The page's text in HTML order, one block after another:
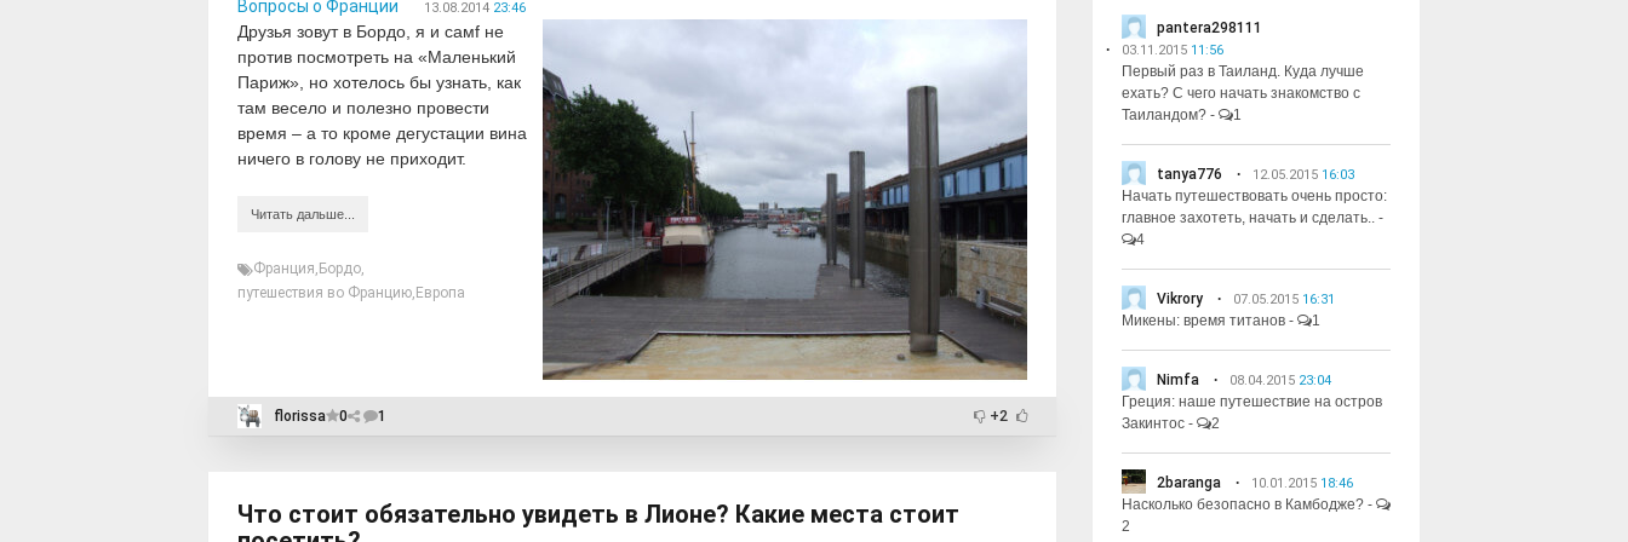
Вопросы о Франции 13.08.2014 23:46
Друзья зовут в Бордо, я и самf не
против посмотреть на «Маленький
Париж», но хотелось бы узнать, как
там весело и полезно провести
время – а то кроме дегустации вина
ничего в голову не приходит.
Читать дальше...
Франция, Бордо,
путешествия во Францию, Европа
florissa 0 1 +2
Что стоит обязательно увидеть в Лионе? Какие места стоит
pantera298111
03.11.2015 11:56
Первый раз в Таиланд. Куда лучше
ехать? С чего начать знакомство с
Таиландом? - 1
tanya776 12.05.2015 16:03
Начать путешествовать очень просто:
главное захотеть, начать и сделать.. -
4
Vikrory 07.05.2015 16:31
Микены: время титанов - 1
Nimfa 08.04.2015 23:04
Греция: наше путешествие на остров
Закинтос - 2
2baranga 10.01.2015 18:46
Насколько безопасно в Камбодже? -
2